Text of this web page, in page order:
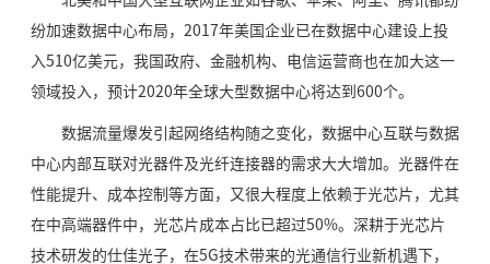
纷加速数据中心布局，2017年美国企业已在数据中心建设上投
入510亿美元，我国政府、金融机构、电信运营商也在加大这一
领域投入，预计2020年全球大型数据中心将达到600个。
数据流量爆发引起网络结构随之变化，数据中心互联与数据
中心内部互联对光器件及光纤连接器的需求大大增加。光器件在
性能提升、成本控制等方面，又很大程度上依赖于光芯片，尤其
在中高端器件中，光芯片成本占比已超过50%。深耕于光芯片
技术研发的仕佳光子，在5G技术带来的光通信行业新机遇下，